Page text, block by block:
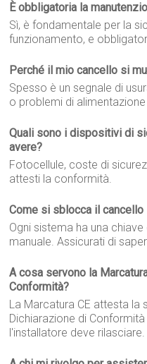
È obbligatoria la
Sì, è fondamentale per la
funzionamento, e
Perché il mio cancello si
Spesso è un segnale di
o problemi di
Quali sono i dispositivi di
avere?
Fotocellule, coste di
attesti la conformità.
Come si sblocca il cancello
Ogni sistema ha una
manuale. Assicurati di
A cosa servono la
Conformità?
La Marcatura CE attesta la
Dichiarazione di
l'installatore deve rilasciare.